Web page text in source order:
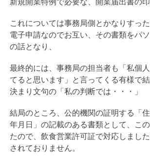
これについては事務局側とかなりすった
電子申請なのでお互い、その書類をパ
の話となり、
最終的には、事務局の担当者も「私個
てると思います」と言ってくる有様で
決まり文句の「私の判断では・・・」
結局のところ、公的機関の証明する「
年月日」の記載のある書類として、こ
たので、飲食営業許可証で対応しまし
されておりません。